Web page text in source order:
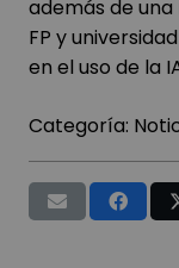
además de
FP y
en el uso de la
Categoría: